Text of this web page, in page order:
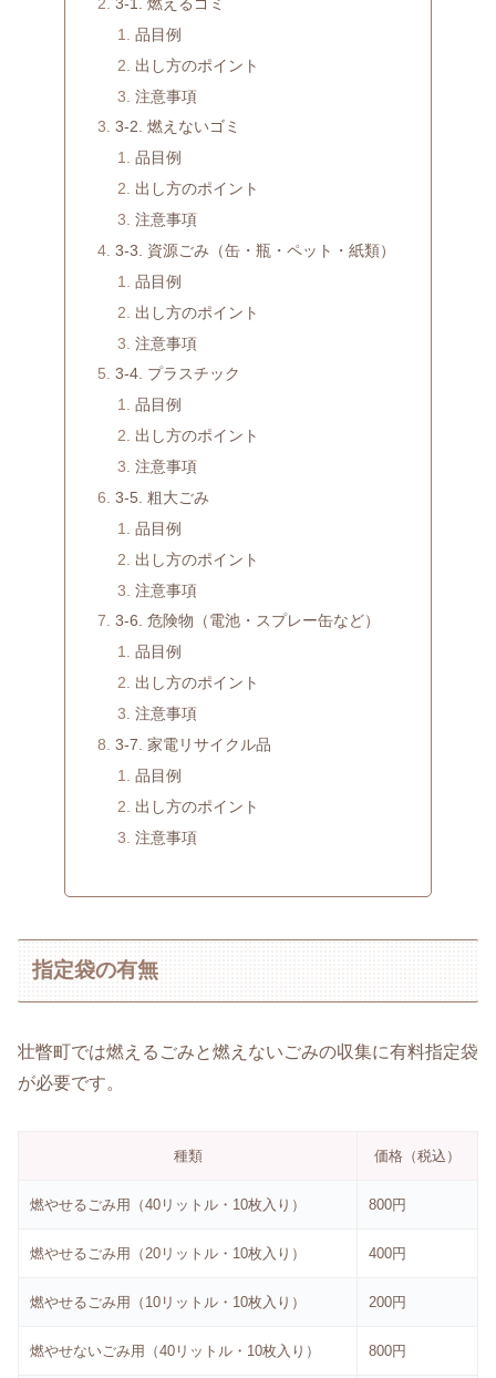
品目例
出し方のポイント
注意事項
3-2. 燃えないゴミ
品目例
出し方のポイント
注意事項
3-3. 資源ごみ（缶・瓶・ペット・紙類）
品目例
出し方のポイント
注意事項
3-4. プラスチック
品目例
出し方のポイント
注意事項
3-5. 粗大ごみ
品目例
出し方のポイント
注意事項
3-6. 危険物（電池・スプレー缶など）
品目例
出し方のポイント
注意事項
3-7. 家電リサイクル品
品目例
出し方のポイント
注意事項
指定袋の有無
壮瞥町では燃えるごみと燃えないごみの収集に有料指定袋
が必要です。
種類 価格（税込）
燃やせるごみ用（40リットル・10枚入り） 800円
燃やせるごみ用（20リットル・10枚入り） 400円
燃やせるごみ用（10リットル・10枚入り） 200円
燃やせないごみ用（40リットル・10枚入り） 800円